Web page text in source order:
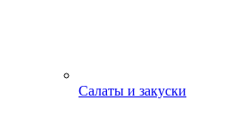
Салаты и закуски